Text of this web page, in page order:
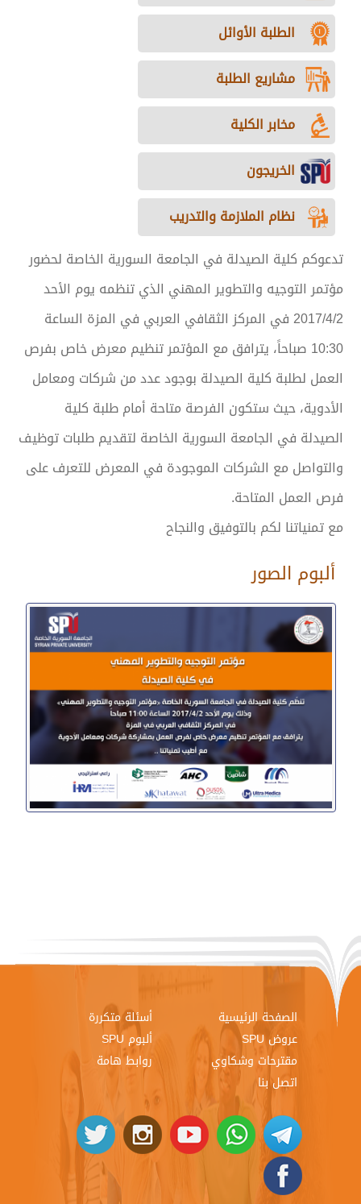
الطلبة الأوائل
مشاريع الطلبة
مخابر الكلية
الخريجون
نظام الملازمة والتدريب
تدعوكم كلية الصيدلة في الجامعة السورية الخاصة لحضور
مؤتمر التوجيه والتطوير المهني الذي تنظمه يوم الأحد
2017/4/2 في المركز الثقافي العربي في المزة الساعة
10:30 صباحاً، يترافق مع المؤتمر تنظيم معرض خاص بفرص
العمل لطلبة كلية الصيدلة بوجود عدد من شركات ومعامل
الأدوية، حيث ستكون الفرصة متاحة أمام طلبة كلية
الصيدلة في الجامعة السورية الخاصة لتقديم طلبات توظيف
والتواصل مع الشركات الموجودة في المعرض للتعرف على
فرص العمل المتاحة.
مع تمنياتنا لكم بالتوفيق والنجاح
ألبوم الصور
الصفحة الرئيسية
أسئلة متكررة
عروض SPU
ألبوم SPU
مقترحات وشكاوي
روابط هامة
اتصل بنا